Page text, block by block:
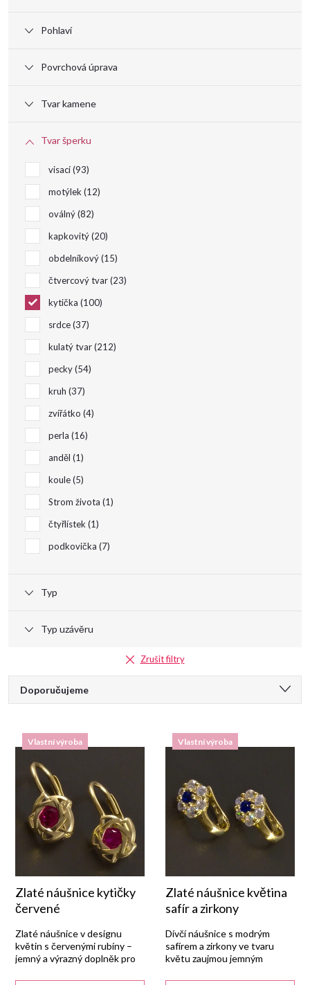
Pohlaví
Povrchová úprava
Tvar kamene
Tvar šperku
visací 93
motýlek 12
oválný 82
kapkovitý 20
obdelníkový 15
čtvercový tvar 23
kytička 100
srdce 37
kulatý tvar 212
pecky 54
kruh 37
zvířátko 4
perla 16
anděl 1
koule 5
Strom života 1
čtyřlístek 1
podkovička 7
Typ
Typ uzávěru
Zrušit filtry
Ř
p
r
o
Doporučujeme
Nejdražší
Nejprodávanější
Abecedně
Vlastní výroba
Zlaté náušnice kytičky
červené
Zlaté náušnice v designu
květin s červenými rubíny –
jemný a výrazný doplněk pro
Vlastní výroba
Zlaté náušnice květina
safír a zirkony
Dívčí náušnice s modrým
safírem a zirkony ve tvaru
květu zaujmou jemným